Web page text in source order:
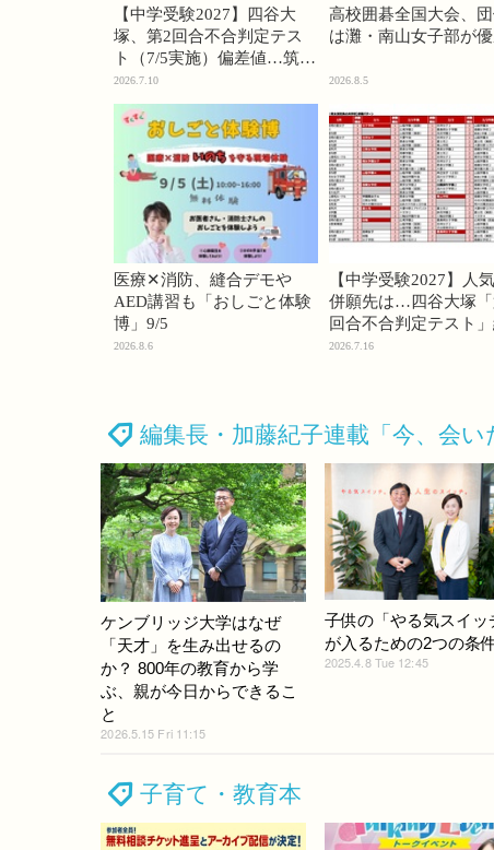
【中学受験2027】四谷大
塚、第2回合不合判定テス
ト（7/5実施）偏差値…筑駒
74・桜蔭70＜PR＞
2026.7.10
高校囲碁全国大会、
は灘・南山女子部が
2026.8.5
医療✕消防、縫合デモや
AED講習も「おしごと体験
博」9/5
2026.8.6
【中学受験2027】人
併願先は…四谷大塚「
回合不合判定テスト
2026.7.16
編集長・加藤紀子連載「今、会い
ケンブリッジ大学はなぜ
「天才」を生み出せるの
か？ 800年の教育から学
ぶ、親が今日からできるこ
と
2026.5.15 Fri 11:15
子供の「やる気スイッ
が入るための2つの条
2025.4.8 Tue 12:45
子育て・教育本